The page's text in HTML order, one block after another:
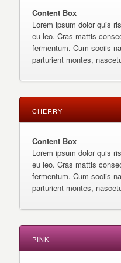
Content Box
Lorem ipsum dolor quis
eu leo. Cras mattis
fermentum. Cum sociis
parturient montes,
CHERRY
Content Box
Lorem ipsum dolor quis
eu leo. Cras mattis
fermentum. Cum sociis
parturient montes,
PINK